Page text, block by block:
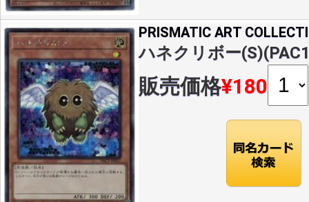
PRISMATIC ART
ハネクリボー
販売価格¥180